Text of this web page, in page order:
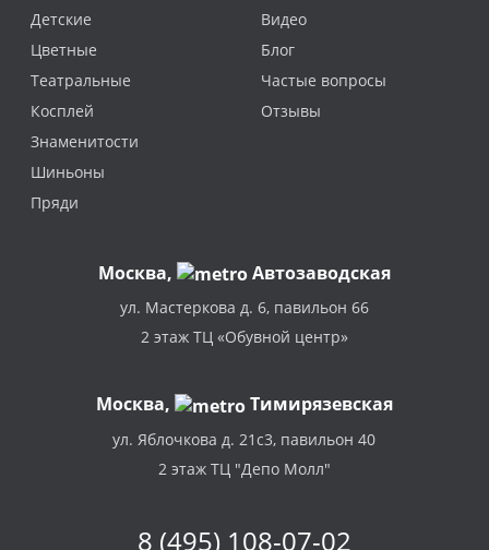
Детские
Цветные
Театральные
Косплей
Знаменитости
Шиньоны
Пряди
Видео
Блог
Частые вопросы
Отзывы
Москва, Автозаводская
ул. Мастеркова д. 6, павильон 66
2 этаж ТЦ «Обувной центр»
Москва, Тимирязевская
ул. Яблочкова д. 21с3, павильон 40
2 этаж ТЦ "Депо Молл"
8 (495) 108-07-02